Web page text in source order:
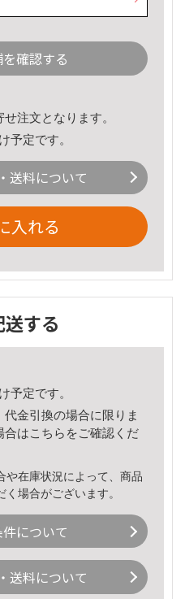
確認する
注文となります。
予定です。
送料について
入れる
送する
予定です。
金引換の場合に限りま
合はこちら をご確認くだ
在庫状況によって、商品
場合がございます。
について
送料について